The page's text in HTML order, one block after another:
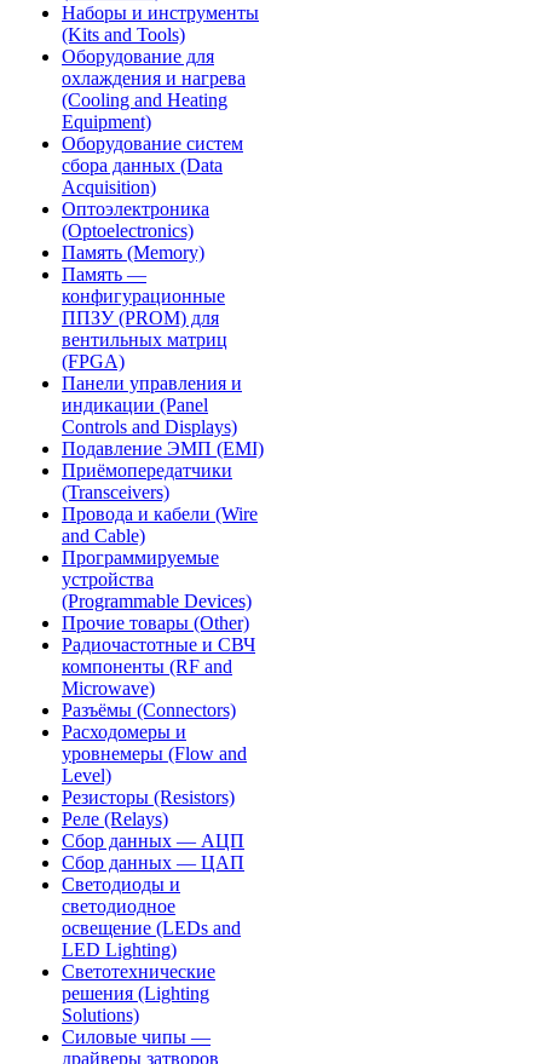
Наборы и инструменты
(Kits and Tools)
Оборудование для
охлаждения и нагрева
(Cooling and Heating
Equipment)
Оборудование систем
сбора данных (Data
Acquisition)
Оптоэлектроника
(Optoelectronics)
Память (Memory)
Память —
конфигурационные
ППЗУ (PROM) для
вентильных матриц
(FPGA)
Панели управления и
индикации (Panel
Controls and Displays)
Подавление ЭМП (EMI)
Приёмопередатчики
(Transceivers)
Провода и кабели (Wire
and Cable)
Программируемые
устройства
(Programmable Devices)
Прочие товары (Other)
Радиочастотные и СВЧ
компоненты (RF and
Microwave)
Разъёмы (Connectors)
Расходомеры и
уровнемеры (Flow and
Level)
Резисторы (Resistors)
Реле (Relays)
Сбор данных — АЦП
Сбор данных — ЦАП
Светодиоды и
светодиодное
освещение (LEDs and
LED Lighting)
Светотехнические
решения (Lighting
Solutions)
Силовые чипы —
драйверы затворов